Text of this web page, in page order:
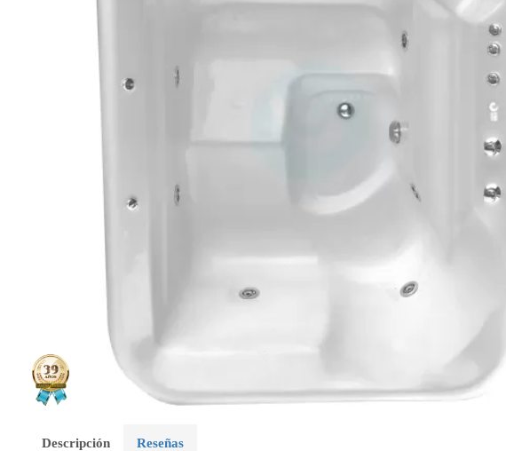
Descripción Reseñas